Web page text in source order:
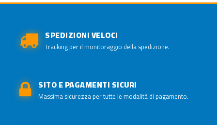
SPEDIZIONI VELOCI
Tracking per il monitoraggio della spedizione.
SITO E PAGAMENTI SICURI
Massima sicurezza per tutte le modalità di pagamento.